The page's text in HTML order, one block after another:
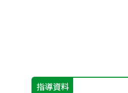
指導資料